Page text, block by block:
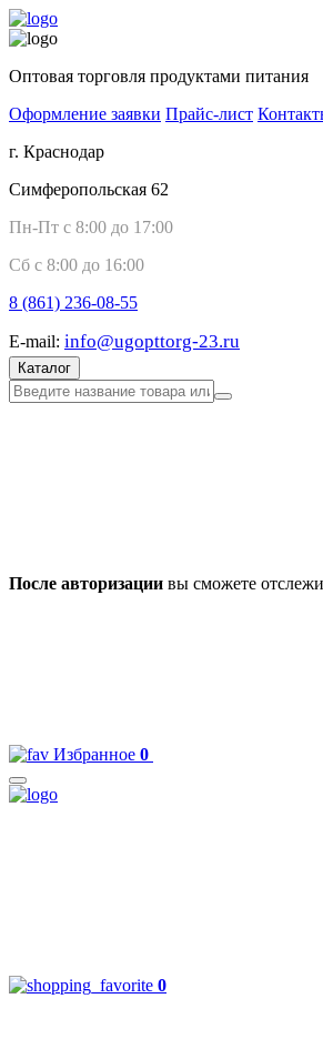
Оптовая торговля продуктами питания
Оформление заявки Прайс-лист
г. Краснодар
Симферопольская 62
Пн-Пт с 8:00 до 17:00
Сб с 8:00 до 16:00
8 (861) 236-08-55
E-mail: info@ugopttorg-23.ru
Каталог
После авторизации вы сможете
Избранное 0
0